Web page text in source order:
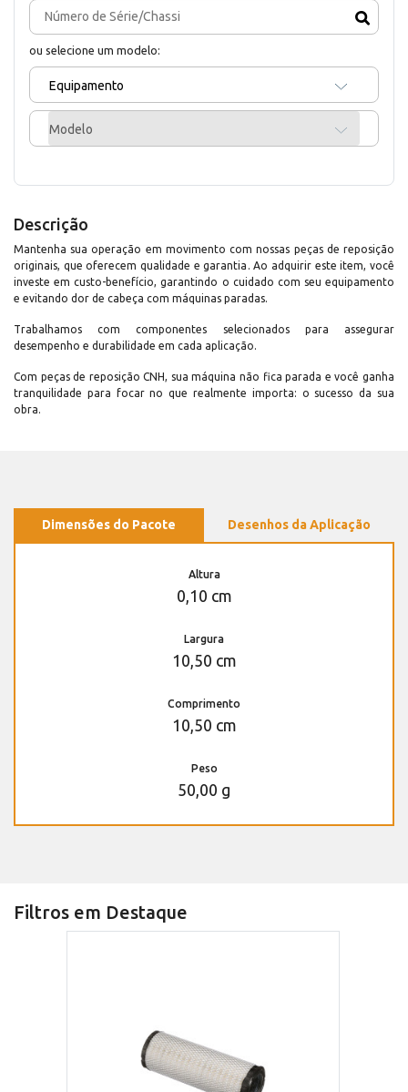
ou selecione um modelo:
Equipamento
Modelo
Descrição
Mantenha sua operação em movimento com nossas peças de reposição
originais, que oferecem qualidade e garantia. Ao adquirir este item, você
investe em custo-benefício, garantindo o cuidado com seu equipamento
e evitando dor de cabeça com máquinas paradas.
Trabalhamos com componentes selecionados para assegurar
desempenho e durabilidade em cada aplicação.
Com peças de reposição CNH, sua máquina não fica parada e você ganha
tranquilidade para focar no que realmente importa: o sucesso da sua
obra.
Dimensões do Pacote Desenhos da Aplicação
Altura
0,10 cm
Largura
10,50 cm
Comprimento
10,50 cm
Peso
50,00 g
Filtros em Destaque